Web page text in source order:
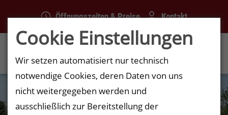
Öffnungszeiten & Preise Kontakt
Cookie Einstellungen
Wir setzen automatisiert nur technisch
notwendige Cookies, deren Daten von uns
nicht weitergegeben werden und
ausschließlich zur Bereitstellung der